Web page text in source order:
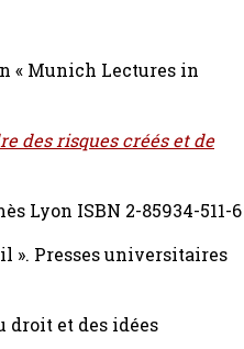
« Munich Lectures in
des risques créés et de
Lyon ISBN 2-85934-511-6
». Presses universitaires
droit et des idées